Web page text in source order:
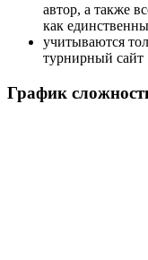
автор, а также
как
учитываются
турнирный сайт
График